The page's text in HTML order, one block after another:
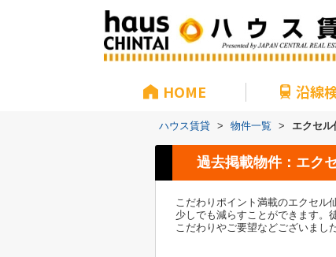
HOME 沿線
ハウス賃貸 > 物件一覧 > エクセル
過去掲載物件：エク
こだわりポイント満載のエクセル
少しでも減らすことができます。
こだわりやご要望などございまし